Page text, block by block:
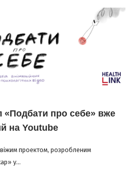
«Подбати про себе» вже
на Youtube
проектом, розробленим
у...